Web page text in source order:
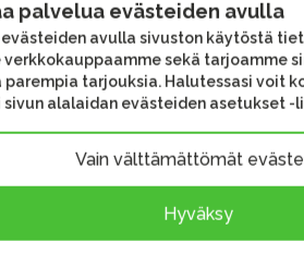
Smallrig 2058 2x Super
Clamp -puristimet
palvelua evästeiden avulla
evästeiden avulla sivuston käytöstä
verkkokauppaamme sekä tarjoamme
tarjouksia. Halutessasi voit
sivun alalaidan evästeiden asetukset -
Vain välttämättömät
Hyväksy